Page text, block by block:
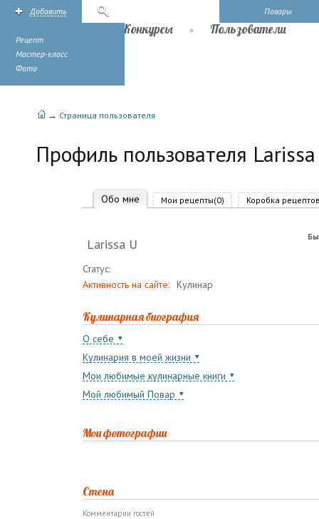
Повары
Добавить
Рецепт
Мастер-класс
Фото
Конкурсы Пользователи
→ Страница пользователя
Профиль пользователя
Обо мне Мои рецепты(0) Коробка
Larissa U
Статус:
Активность на сайте: Кулинар
Кулинарная биография
О себе
Кулинария в моей жизни
Мои любимые кулинарные книги
Мой любимый Повар
Мои фотографии
Стена
Комментарии гостей